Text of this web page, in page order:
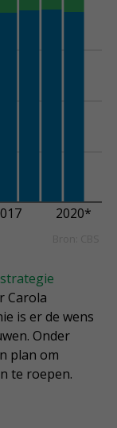
Carola
is er de wens
Onder
plan om
te roepen.